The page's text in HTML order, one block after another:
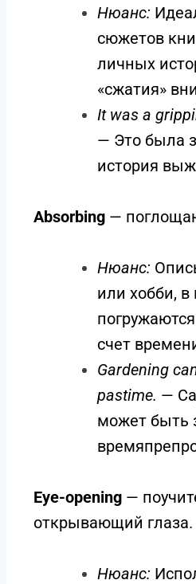
Нюанс:
сюжетов
личных
«сжатия»
It was a
— Это была
история
Absorbing —
Нюанс:
или хобби, в
счет
Gardening
pastime. —
может быть
Eye-opening —
открывающий глаза.
Нюанс: